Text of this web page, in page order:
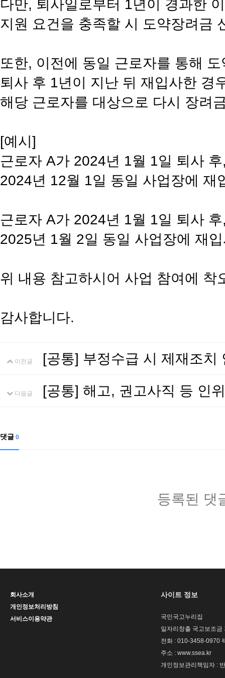
다만, 퇴사일로부터 1년이 경과한
지원 요건을 충족할 시 도약장려금
또한, 이전에 동일 근로자를 통해
퇴사 후 1년이 지난 뒤 재입사한 경
해당 근로자를 대상으로 다시 장려
[예시]
근로자 A가 2024년 1월 1일 퇴사
2024년 12월 1일 동일 사업장에
근로자 A가 2024년 1월 1일 퇴사
2025년 1월 2일 동일 사업장에 재
위 내용 참고하시어 사업 참여에 착
감사합니다.
이전글 [공통] 부정수급 시 제재조치
다음글 [공통] 해고, 권고사직 등 인
댓글 0
등록된 댓
회사소개
개인정보처리방침
서비스이용약관
사이트 정보
국민국고누리집
일자리창출 국고보조금
전화 : 010-3458-0970
주소 : www.ssea.kr
개인정보관리책임자 :